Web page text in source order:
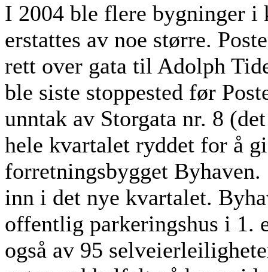
I 2004 ble flere bygninger
erstattes av noe større.
rett over gata til Adolph
ble siste stoppested før
unntak av Storgata nr. 8
hele kvartalet ryddet for å
forretningsbygget
inn i det nye kvartalet.
offentlig parkeringshus i 1.
også av 95